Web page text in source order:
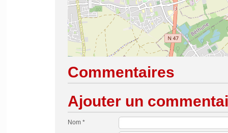
Commentaires
Ajouter un
Nom *